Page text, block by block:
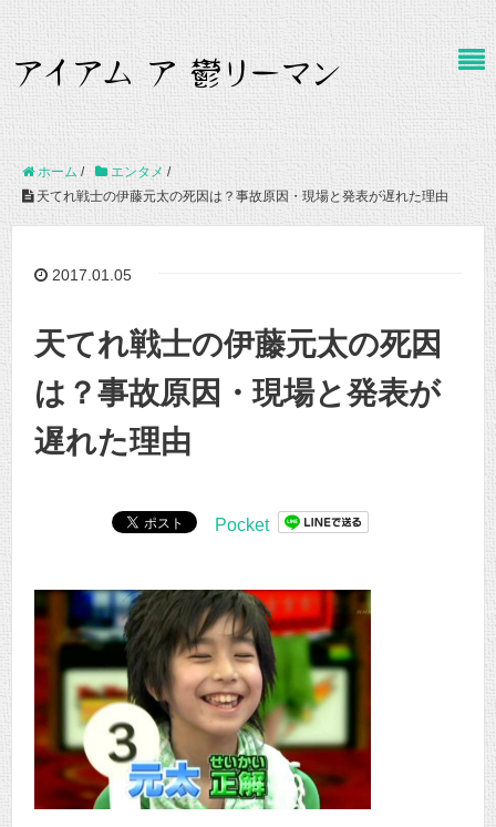
ホーム / エンタメ /
天てれ戦士の伊藤元太の死因は？事故原因・現場と発表が遅れた理由
2017.01.05
天てれ戦士の伊藤元太の死因
は？事故原因・現場と発表が
遅れた理由
Pocket